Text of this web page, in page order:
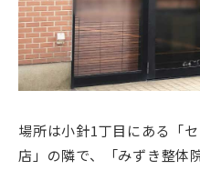
場所は小針1丁目にある「
店」の隣で、「みずき整体